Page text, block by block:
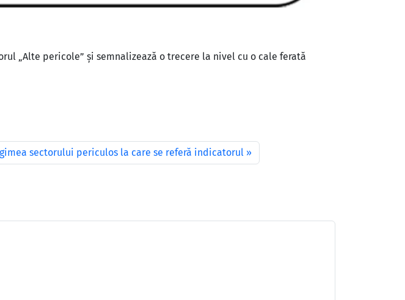
„Alte pericole” și semnalizează o trecere la nivel cu o cale ferată
sectorului periculos la care se referă indicatorul